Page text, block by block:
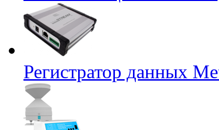
Регистратор данных